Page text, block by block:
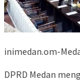
inimedan.om-
DPRD Medan